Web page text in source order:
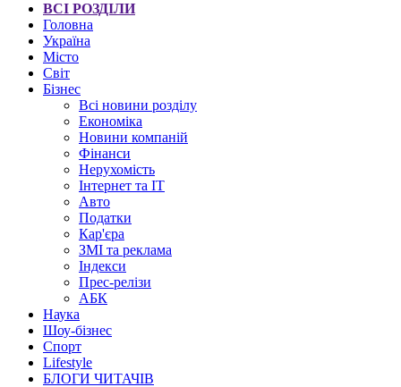
ВСІ РОЗДІЛИ
Головна
Україна
Місто
Світ
Бізнес
Всі новини розділу
Економіка
Новини компаній
Фінанси
Нерухомість
Інтернет та IT
Авто
Податки
Кар'єра
ЗМІ та реклама
Індекси
Прес-релізи
АБК
Наука
Шоу-бізнес
Спорт
Lifestyle
БЛОГИ ЧИТАЧІВ